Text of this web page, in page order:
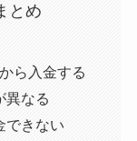
とめ
ら入金する
異なる
できない